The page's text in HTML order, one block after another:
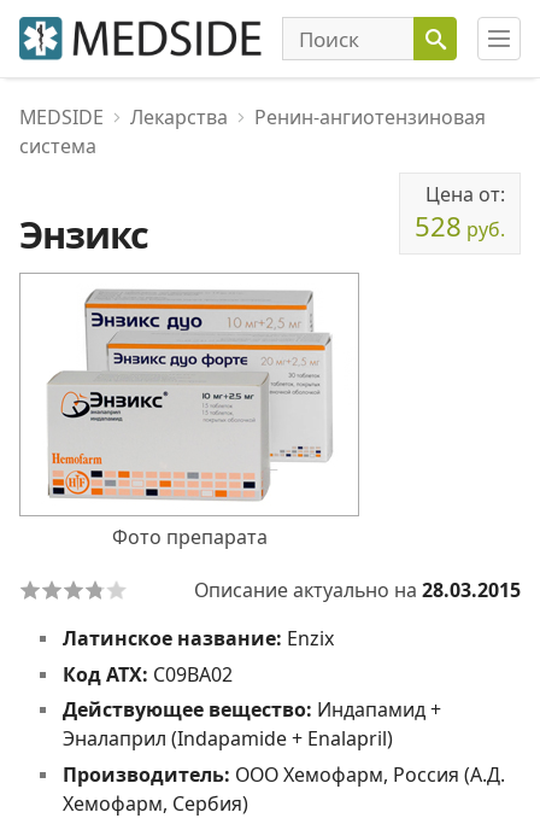
MEDSIDE Лекарства
Ренин-ангиотензиновая
система
Энзикс
Цена от:
528 руб.
Фото препарата
Описание актуально на 28.03.2015
Латинское название: Enzix
Код АТХ: C09BA02
Действующее вещество: Индапамид +
Эналаприл (Indapamide + Enalapril)
Производитель: ООО Хемофарм, Россия (А.Д.
Хемофарм, Сербия)